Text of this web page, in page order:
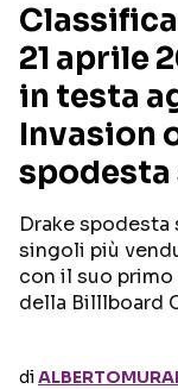
RECENSIONI
INTERVISTE
GOSSIP E
21 aprile
in testa
Invasion
spodesta
Drake
singoli più
con il suo primo
della Billlboard
di